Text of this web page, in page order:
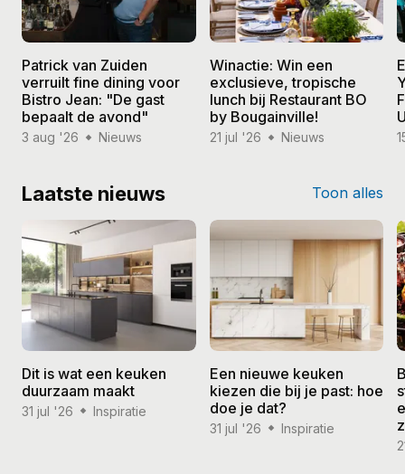
Patrick van Zuiden
verruilt fine dining voor
Bistro Jean: "De gast
bepaalt de avond"
3 aug '26 Nieuws
Winactie: Win een
exclusieve, tropische
lunch bij Restaurant BO
by Bougainville!
21 jul '26 Nieuws
Laatste nieuws Toon alles
Dit is wat een keuken
duurzaam maakt
31 jul '26 Inspiratie
Een nieuwe keuken
kiezen die bij je past: hoe
doe je dat?
31 jul '26 Inspiratie